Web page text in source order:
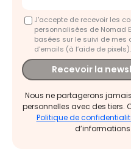
J'accepte de recevoir les
personnalisées de Nomad
basées sur le suivi de mes
d'emails (à l’aide de pixels).
Recevoir la
Nous ne partagerons
personnelles avec des tiers.
Politique de
d’informations.